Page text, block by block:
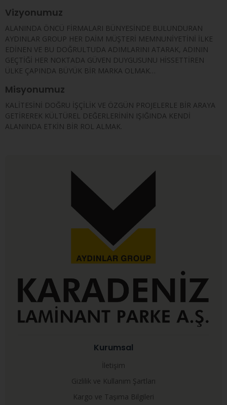
Vizyonumuz
ALANINDA ÖNCÜ FİRMALARI BÜNYESİNDE BULUNDURAN
AYDINLAR GROUP HER DAİM MÜŞTERİ MEMNUNİYETİNİ İLKE
EDİNEN VE BU DOĞRULTUDA ADIMLARINI ATARAK, ADININ
GEÇTİĞİ HER NOKTADA GÜVEN DUYGUSUNU HİSSETTİREN
ÜLKE ÇAPINDA BÜYÜK BİR MARKA OLMAK…
Misyonumuz
KALİTESİNİ DOĞRU İŞÇİLİK VE ÖZGÜN PROJELERLE BİR ARAYA
GETİREREK KÜLTÜREL DEĞERLERİNİN IŞIĞINDA KENDİ
ALANINDA ETKİN BİR ROL ALMAK.
Kurumsal
İletişim
Gizlilik ve Kullanım Şartları
Kargo ve Taşıma Bilgileri